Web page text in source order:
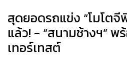
สุดยอดรถแข่ง “โมโต
แล้ว! - “สนามช้างฯ”
เทอร์เทสต์